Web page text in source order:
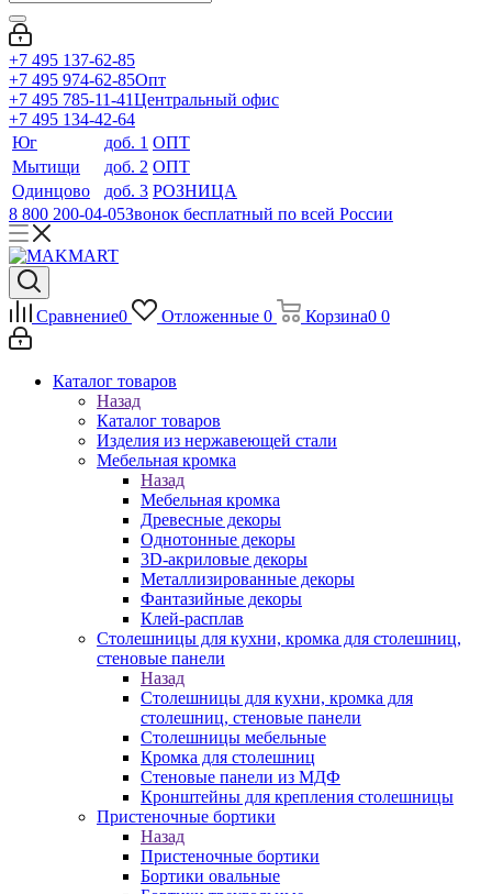
+7 495 137-62-85
+7 495 974-62-85Опт
+7 495 785-11-41Центральный офис
+7 495 134-42-64
Юг
доб. 1 ОПТ
Мытищи
доб. 2 ОПТ
Одинцово
доб. 3 РОЗНИЦА
8 800 200-04-05Звонок бесплатный по всей России
Сравнение0 Отложенные 0 Корзина0 0
Каталог товаров
Назад
Каталог товаров
Изделия из нержавеющей стали
Мебельная кромка
Назад
Мебельная кромка
Древесные декоры
Однотонные декоры
3D-акриловые декоры
Металлизированные декоры
Фантазийные декоры
Клей-расплав
Столешницы для кухни, кромка для столешниц,
стеновые панели
Назад
Столешницы для кухни, кромка для
столешниц, стеновые панели
Столешницы мебельные
Кромка для столешниц
Стеновые панели из МДФ
Кронштейны для крепления столешницы
Пристеночные бортики
Назад
Пристеночные бортики
Бортики овальные